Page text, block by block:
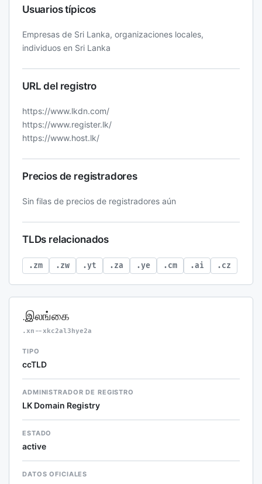
Usuarios típicos
Empresas de Sri Lanka, organizaciones locales,
individuos en Sri Lanka
URL del registro
https://www.lkdn.com/
https://www.register.lk/
https://www.host.lk/
Precios de registradores
Sin filas de precios de registradores aún
TLDs relacionados
.zm .zw .yt .za .ye .cm .ai .cz
.இலங்கை
.xn--xkc2al3hye2a
TIPO
ccTLD
ADMINISTRADOR DE REGISTRO
LK Domain Registry
ESTADO
active
DATOS OFICIALES